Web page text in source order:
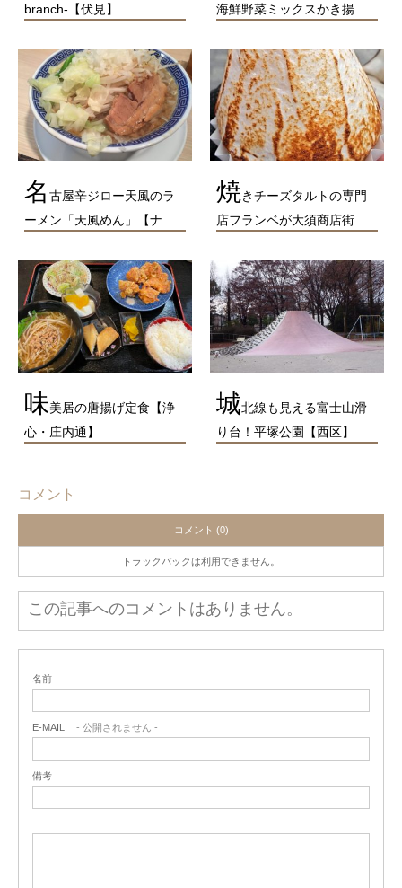
branch-【伏見】
海鮮野菜ミックスかき揚…
名 古屋辛ジロー天風のラ
ーメン「天風めん」【ナ…
焼きチーズタルトの専門
店フランベが大須商店街…
味美居の唐揚げ定食【浄
心・庄内通】
城北線も見える富士山滑
り台！平塚公園【西区】
コメント
コメント (0)
トラックバックは利用できません。
この記事へのコメントはありません。
名前
E-MAIL - 公開されません -
備考